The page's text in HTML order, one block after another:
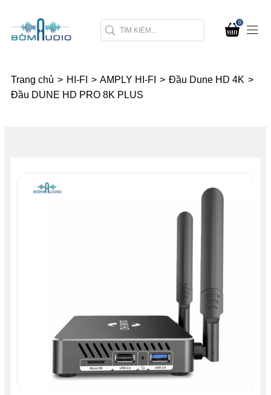
0
Trang chủ > HI-FI > AMPLY HI-FI > Đầu Dune HD 4K >
Đầu DUNE HD PRO 8K PLUS